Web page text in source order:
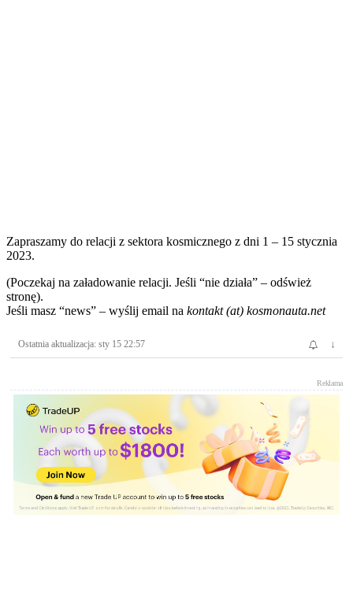
Zapraszamy do relacji z sektora kosmicznego z dni 1 – 15 stycznia
2023.
(Poczekaj na załadowanie relacji. Jeśli “nie działa” – odśwież
stronę).
Jeśli masz “news” – wyślij email na kontakt (at) kosmonauta.net
Ostatnia aktualizacja: sty 15 22:57 ↓
Reklama